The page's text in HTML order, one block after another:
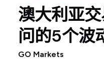
澳大利亚
问的5个波
GO Markets